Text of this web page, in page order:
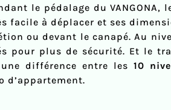
le pédalage du
facile à déplacer et ses
ou devant le canapé. Au
pour plus de sécurité. Et le
différence entre les 10
d’appartement.